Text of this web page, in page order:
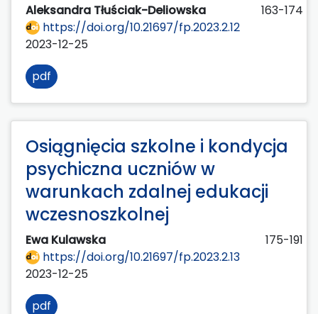
Aleksandra Tłuściak-Deliowska
163-174
https://doi.org/10.21697/fp.2023.2.12
2023-12-25
pdf
Osiągnięcia szkolne i kondycja
psychiczna uczniów w
warunkach zdalnej edukacji
wczesnoszkolnej
Ewa Kulawska
175-191
https://doi.org/10.21697/fp.2023.2.13
2023-12-25
pdf